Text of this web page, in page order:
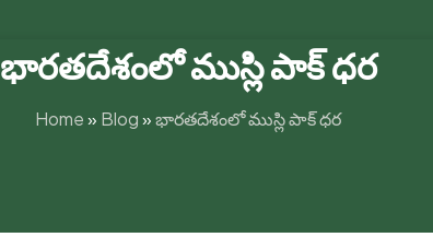
భారతదేశంలో ముస్లి పాక్ ధర
Home» Blog»భారతదేశంలో ముస్లి పాక్ ధర